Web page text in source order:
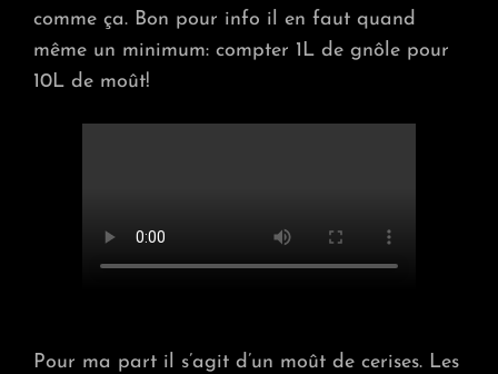
comme ça. Bon pour info il en faut quand
même un minimum: compter 1L de gnôle pour
10L de moût!
Pour ma part il s’agit d’un moût de cerises. Les